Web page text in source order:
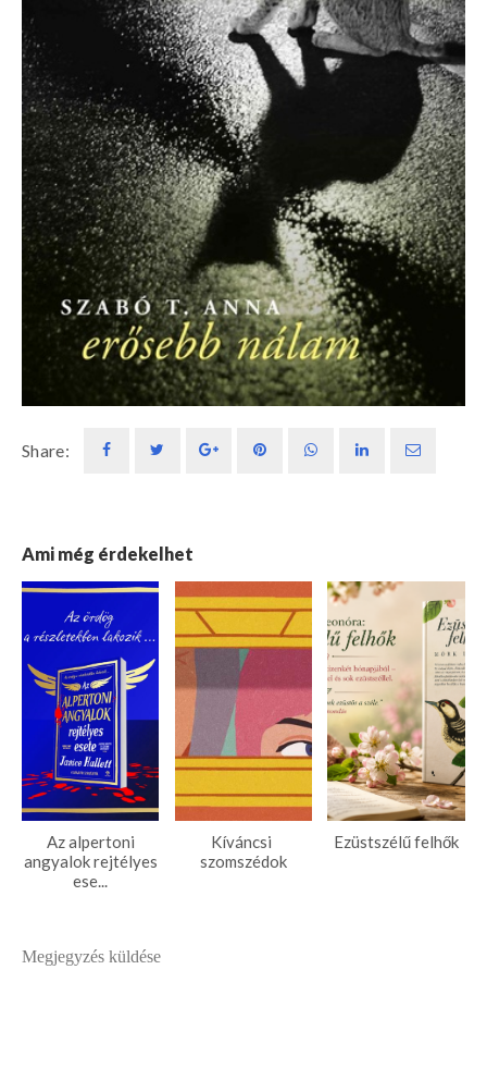
Share:
Ami még érdekelhet
Az alpertoni
angyalok rejtélyes
ese...
Kíváncsi ​
szomszédok
Ezüstszélű felhők
Megjegyzés küldése